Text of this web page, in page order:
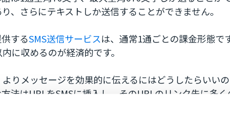
、さらにテキストしか送信することができません。
するSMS送信サービスは、通常1通ごとの課金形態で
に収めるのが経済的です。
りメッセージを効果的に伝えるにはどうしたらいい
法はURLをSMSに挿入し、そのURLのリンク先に多く